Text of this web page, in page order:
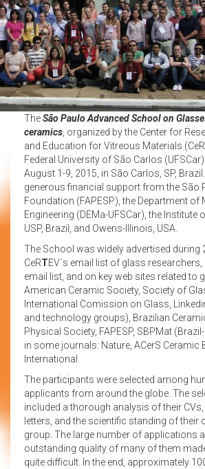
TheSão Paulo Advanced School on
ceramics , organized by the Center for
and Education for Vitreous Materials (CeR
Federal University of São Carlos
August 1-9, 2015, in São Carlos, SP,
generous financial support from the São
Foundation (FAPESP), the Department of
Engineering (DEMa-UFSCar), the Institute
USP, Brazil, and Owens-Illinois, USA.
The School was widely advertised during
CeRTEV´s email list of glass researchers,
email list, and on key web sites related to
American Ceramic Society, Society of
International Comission on Glass,
and technology groups), Brazilian
Physical Society, FAPESP, SBPMat
in some journals: Nature, ACerS Ceramic
International.
The participants were selected among
applicants from around the globe. The
included a thorough analysis of their
letters, and the scientific standing of their
group. The large number of applications
outstanding quality of many of them
quite difficult. In the end, approximately